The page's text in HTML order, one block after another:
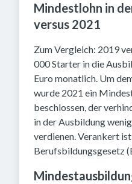
Mindestlohn in
versus 2021
Zum Vergleich: 2019
000 Starter in die
Euro monatlich. Um
wurde 2021 ein
beschlossen, der
in der Ausbildung
verdienen. Verankert
Berufsbildungsgesetz